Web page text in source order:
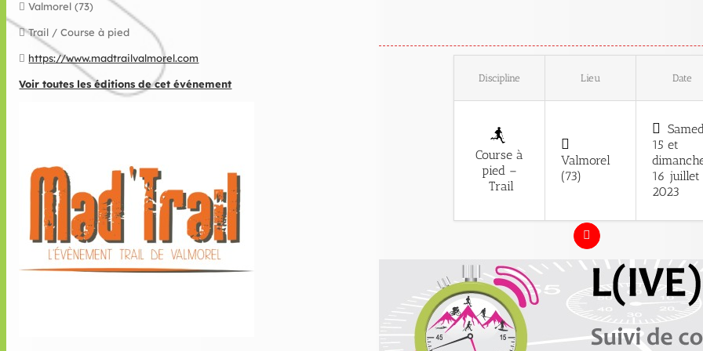
Valmorel (73)
Trail / Course à pied
https://www.madtrailvalmorel.com
Voir toutes les éditions de cet événement Discipline Lieu Date
Course à
pied –
Trail
Valmorel
(73)
15 et
16 juillet
2023